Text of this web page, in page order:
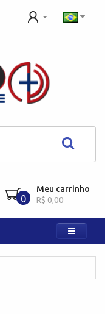
0
Meu carrinho
R$ 0,00